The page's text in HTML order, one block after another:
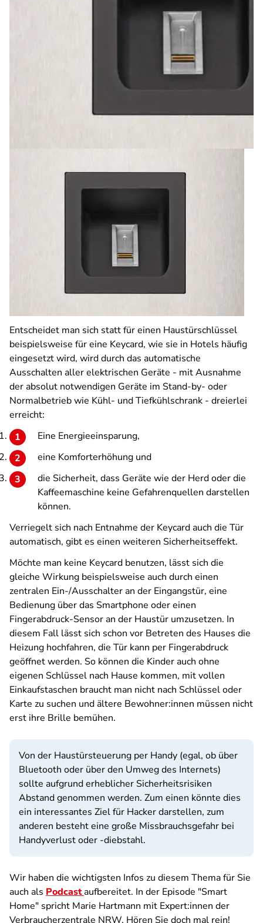
Entscheidet man sich statt für einen Haustürschlüssel
beispielsweise für eine Keycard, wie sie in Hotels häufig
eingesetzt wird, wird durch das automatische
Ausschalten aller elektrischen Geräte - mit Ausnahme
der absolut notwendigen Geräte im Stand-by- oder
Normalbetrieb wie Kühl- und Tiefkühlschrank - dreierlei
erreicht:
Eine Energieeinsparung,
eine Komforterhöhung und
die Sicherheit, dass Geräte wie der Herd oder die
Kaffeemaschine keine Gefahrenquellen darstellen
können.
Verriegelt sich nach Entnahme der Keycard auch die Tür
automatisch, gibt es einen weiteren Sicherheitseffekt.
Möchte man keine Keycard benutzen, lässt sich die
gleiche Wirkung beispielsweise auch durch einen
zentralen Ein-/Ausschalter an der Eingangstür, eine
Bedienung über das Smartphone oder einen
Fingerabdruck-Sensor an der Haustür umzusetzen. In
diesem Fall lässt sich schon vor Betreten des Hauses die
Heizung hochfahren, die Tür kann per Fingerabdruck
geöffnet werden. So können die Kinder auch ohne
eigenen Schlüssel nach Hause kommen, mit vollen
Einkaufstaschen braucht man nicht nach Schlüssel oder
Karte zu suchen und ältere Bewohner:innen müssen nicht
erst ihre Brille bemühen.
Von der Haustürsteuerung per Handy (egal, ob über
Bluetooth oder über den Umweg des Internets)
sollte aufgrund erheblicher Sicherheitsrisiken
Abstand genommen werden. Zum einen könnte dies
ein interessantes Ziel für Hacker darstellen, zum
anderen besteht eine große Missbrauchsgefahr bei
Handyverlust oder -diebstahl.
Wir haben die wichtigsten Infos zu diesem Thema für Sie
auch als Podcastaufbereitet. In der Episode "Smart
Home" spricht Marie Hartmann mit Expert:innen der
Verbraucherzentrale NRW. Hören Sie doch mal rein!